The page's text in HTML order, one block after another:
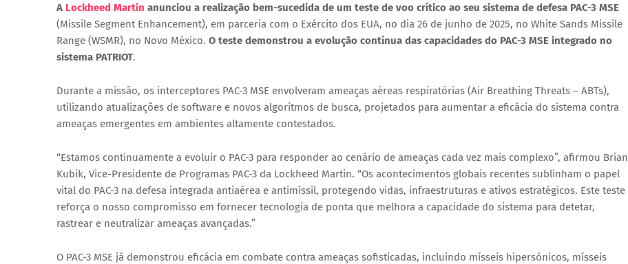
A Lockheed Martin anunciou a realização bem-sucedida de um teste de voo crítico ao seu sistema de defesa PAC-3 MSE
(Missile Segment Enhancement), em parceria com o Exército dos EUA, no dia 26 de junho de 2025, no White Sands Missile
Range (WSMR), no Novo México. O teste demonstrou a evolução contínua das capacidades do PAC-3 MSE integrado no
sistema PATRIOT.
Durante a missão, os interceptores PAC-3 MSE envolveram ameaças aéreas respiratórias (Air Breathing Threats – ABTs),
utilizando atualizações de software e novos algoritmos de busca, projetados para aumentar a eficácia do sistema contra
ameaças emergentes em ambientes altamente contestados.
“Estamos continuamente a evoluir o PAC-3 para responder ao cenário de ameaças cada vez mais complexo”, afirmou Brian
Kubik, Vice-Presidente de Programas PAC-3 da Lockheed Martin. “Os acontecimentos globais recentes sublinham o papel
vital do PAC-3 na defesa integrada antiaérea e antimíssil, protegendo vidas, infraestruturas e ativos estratégicos. Este teste
reforça o nosso compromisso em fornecer tecnologia de ponta que melhora a capacidade do sistema para detetar,
rastrear e neutralizar ameaças avançadas.”
O PAC-3 MSE já demonstrou eficácia em combate contra ameaças sofisticadas, incluindo mísseis hipersónicos, mísseis